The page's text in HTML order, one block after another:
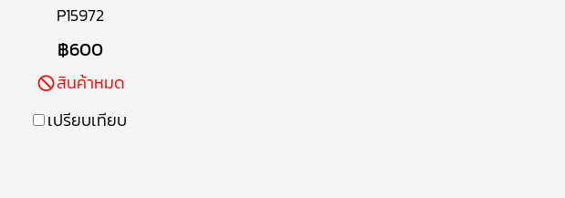
P15972
฿600
สินค้าหมด
เปรียบเทียบ